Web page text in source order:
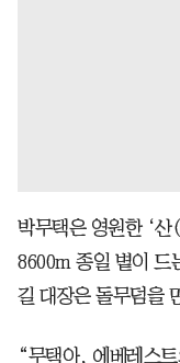
박무택은 영원한 ‘
8600m 종일 볕이 드
길 대장은 돌무덤을
“무택아, 에베레스